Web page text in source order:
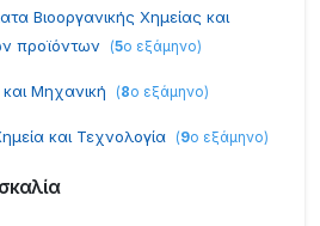
Βιοοργανικής Χημείας και
προϊόντων
(5ο εξάμηνο)
Μηχανική (8ο εξάμηνο)
και Τεχνολογία (9ο εξάμηνο)